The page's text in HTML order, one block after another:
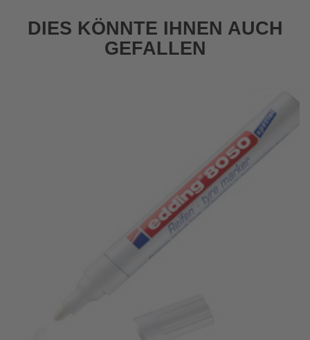
DIES KÖNNTE IHNEN AUCH
GEFALLEN